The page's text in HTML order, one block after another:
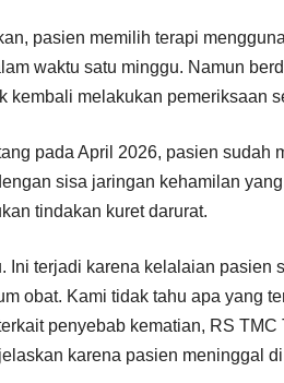
pasien memilih terapi
waktu satu minggu. Namun
kembali melakukan pemeriksaan
pada April 2026, pasien sudah
sisa jaringan kehamilan
tindakan kuret darurat.
Ini terjadi karena kelalaian pasien
obat. Kami tidak tahu apa yang
penyebab kematian, RS
karena pasien meninggal